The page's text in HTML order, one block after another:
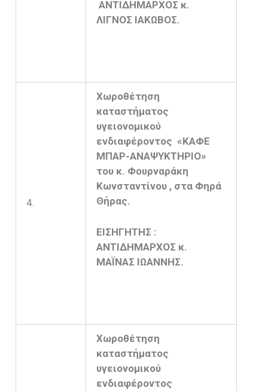
ΑΝΤΙΔΗΜΑΡΧΟΣ κ.
ΛΙΓΝΟΣ ΙΑΚΩΒΟΣ.
4.
Χωροθέτηση
καταστήματος
υγειονομικού
ενδιαφέροντος «ΚΑΦΕ
ΜΠΑΡ-ΑΝΑΨΥΚΤΗΡΙΟ»
του κ. Φουρναράκη
Κωνσταντίνου , στα Φηρά
Θήρας.
ΕΙΣΗΓΗΤΗΣ :
ΑΝΤΙΔΗΜΑΡΧΟΣ κ.
ΜΑΪΝΑΣ ΙΩΑΝΝΗΣ.
Χωροθέτηση
καταστήματος
υγειονομικού
ενδιαφέροντος